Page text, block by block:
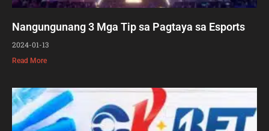
Nangungunang 3 Mga Tip sa Pagtaya sa Esports
2024-01-13
Read More